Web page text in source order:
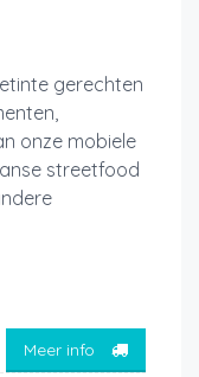
gerechten
onze mobiele
streetfood
Meer info